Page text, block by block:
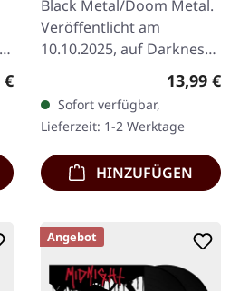
Preis:
€
Black Metal/Doom Metal.
Veröffentlicht am
10.10.2025, auf Darkness
Shall Rise Productions. CD
im Jewelcase mit 24-
seitigem Booklet. Hier
begann alles…
13,99 €
Sofort verfügbar,
Lieferzeit: 1-2 Werktage
HINZUFÜGEN
Angebot